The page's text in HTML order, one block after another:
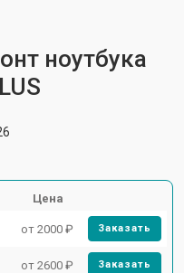
ноутбука
Цена
от 2000 ₽ Заказать
от 2600 ₽ Заказать